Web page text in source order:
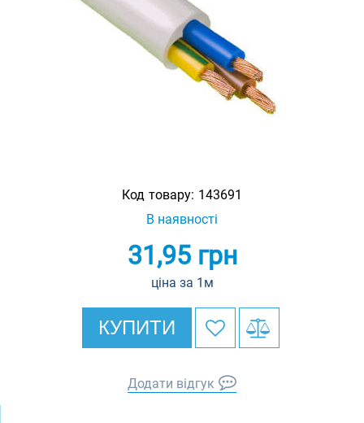
Код товару: 143691
В наявності
31,95грн
ціна за 1м
КУПИТИ
Додати відгук